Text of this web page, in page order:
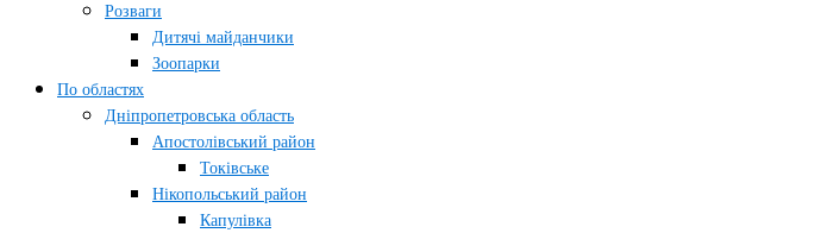
Розваги
Дитячі майданчики
Зоопарки
По областях
Дніпропетровська область
Апостолівський район
Токівське
Нікопольський район
Капулівка